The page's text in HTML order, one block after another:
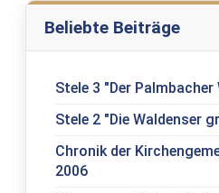
Beliebte Beiträge
Stele 3 "Der Palmbacher
Stele 2 "Die Waldenser
Chronik der
2006